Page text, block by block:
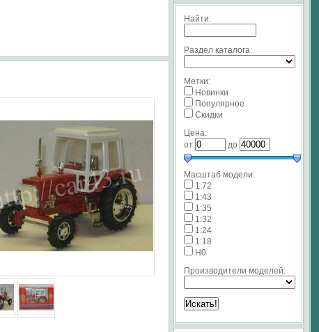
Найти:
Раздел каталога:
Метки:
Новинки
Популярное
Скидки
Цена:
от
до
Масштаб модели:
1:72
1:43
1:35
1:32
1:24
1:18
H0
Производители моделей: